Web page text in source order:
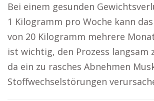
Bei einem gesunden
1 Kilogramm pro Woche kann
von 20 Kilogramm mehrere
ist wichtig, den Prozess langsam
da ein zu rasches Abnehmen
Stoffwechselstörungen